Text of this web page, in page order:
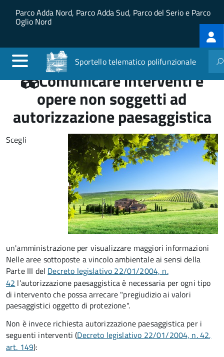
Salta al contenuto principale
Skip to site navigation
Parco Adda Nord, Parco Adda Sud, Parco del Serio e Parco
Oglio Nord
Sportello telematico polifunzionale
Comunicare interventi e
opere non soggetti ad
autorizzazione paesaggistica
Scegli
un'amministrazione per visualizzare maggiori informazioni
Nelle aree sottoposte a vincolo ambientale ai sensi della
Parte III del Decreto legislativo 22/01/2004, n.
42 l’autorizzazione paesaggistica è necessaria per ogni tipo
di intervento che possa arrecare "pregiudizio ai valori
paesaggistici oggetto di protezione".
Non è invece richiesta autorizzazione paesaggistica per i
seguenti interventi (Decreto legislativo 22/01/2004, n. 42,
art. 149):